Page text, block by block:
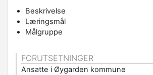
Beskrivelse
Læringsmål
Målgruppe
FORUTSETNINGER
Ansatte i Øygarden kommune